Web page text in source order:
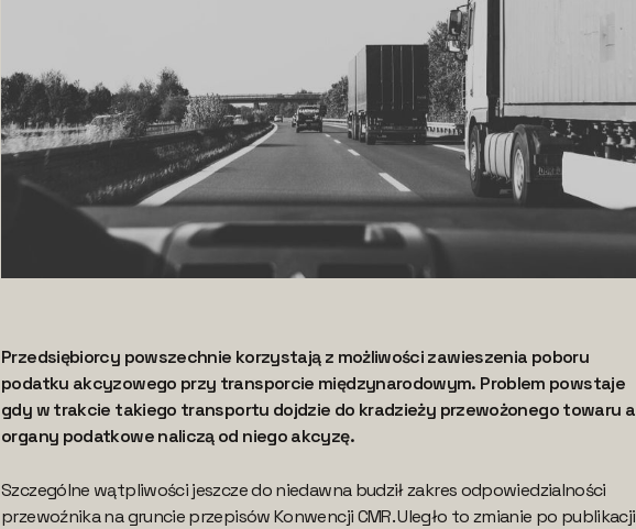
Przedsiębiorcy powszechnie korzystają z możliwości zawieszenia poboru
podatku akcyzowego przy transporcie międzynarodowym. Problem powstaje
gdy w trakcie takiego transportu dojdzie do kradzieży przewożonego towaru a
organy podatkowe naliczą od niego akcyzę.
Szczególne wątpliwości jeszcze do niedawna budził zakres odpowiedzialności
przewoźnika na gruncie przepisów Konwencji CMR. Uległo to zmianie po publikacji